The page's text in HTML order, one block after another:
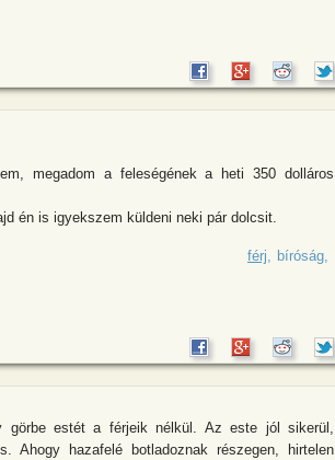
megadom a feleségének a heti 350 dolláros
én is igyekszem küldeni neki pár dolcsit.
bíróság
férj
görbe estét a férjeik nélkül. Az este jól sikerül,
Ahogy hazafelé botladoznak részegen, hirtelen